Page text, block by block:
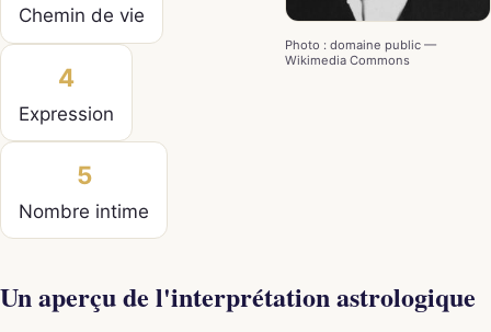
Photo : domaine public —
Wikimedia Commons
Chemin de vie
4
Expression
5
Nombre intime
Un aperçu de l'interprétation astrologique